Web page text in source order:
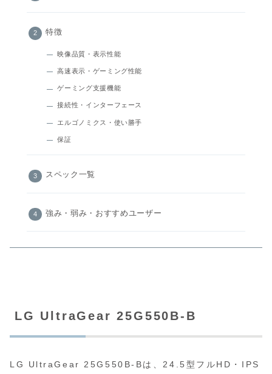
特徴
映像品質・表示性能
高速表示・ゲーミング性能
ゲーミング支援機能
接続性・インターフェース
エルゴノミクス・使い勝手
保証
スペック一覧
強み・弱み・おすすめユーザー
LG UltraGear 25G550B-B
LG UltraGear 25G550B-Bは、24.5型フルHD・IPS